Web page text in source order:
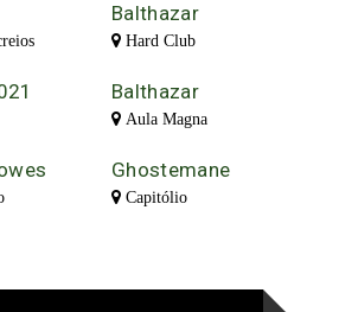
Balthazar
Hard Club
Balthazar
Aula Magna
Ghostemane
Capitólio